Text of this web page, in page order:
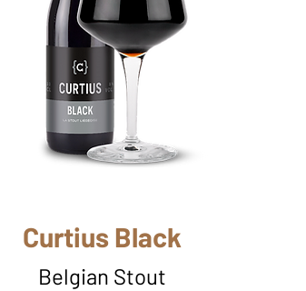
Curtius Black
Belgian Stout